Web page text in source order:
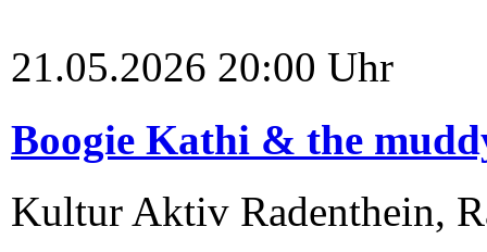
21.05.2026 20:00 Uhr
Boogie Kathi & the
Kultur Aktiv Radenthein,